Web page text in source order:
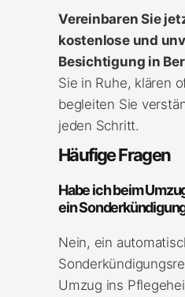
Vereinbaren Sie
kostenlose und
Besichtigung in
Sie in Ruhe, klären
begleiten Sie
jeden Schritt.
Häufige Fragen
Habe ich beim
ein
Nein, ein
Umzug ins